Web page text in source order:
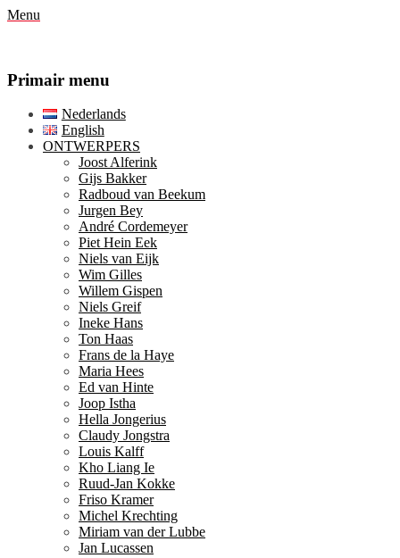
Menu
Primair menu
naar
Nederlands
English
ONTWERPERS
Joost Alferink
Gijs Bakker
Radboud van Beekum
Jurgen Bey
André Cordemeyer
Piet Hein Eek
Niels van Eijk
Wim Gilles
Willem Gispen
Niels Greif
Ineke Hans
Ton Haas
Frans de la Haye
Maria Hees
Ed van Hinte
Joop Istha
Hella Jongerius
Claudy Jongstra
Louis Kalff
Kho Liang Ie
Ruud-Jan Kokke
Friso Kramer
Michel Krechting
Miriam van der Lubbe
Jan Lucassen